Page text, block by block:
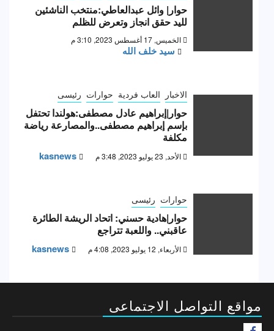
حوار| وائل عبدالعاطي:منتخب الناشئين
لليد حقق انجاز وتعرض للظلم
الخميس, 17 أغسطس 2023, 3:10 م
سيد خلف الله
الاخبار العاب فردية حوارات رئيسى
حوار|إبراهيم عادل مصطفى:هولندا تحتفل
بإسم إبراهيم مصطفى..والمصارعة رياضة
مكلفة
الأحد, 23 يوليو 2023, 3:48 م kasnews
حوارات رئيسى
حوار|هادية حسني: اتحاد الريشة الطائرة
عاقبني.. واللعبة تتراجع
الأربعاء, 12 يوليو 2023, 4:08 م kasnews
مواقع التواصل الاجتماعى